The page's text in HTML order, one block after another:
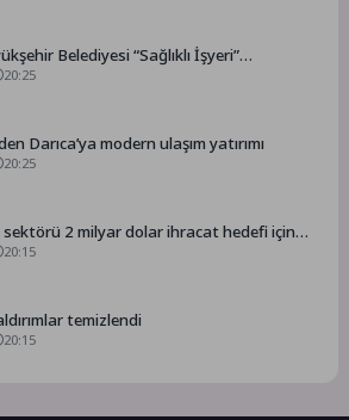
Belediyesi “Sağlıklı İşyeri”
20:25
Darıca’ya modern ulaşım yatırımı
20:25
sektörü 2 milyar dolar ihracat hedefi için
istedi
20:15
temizlendi
20:15